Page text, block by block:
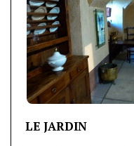
LE JARDIN